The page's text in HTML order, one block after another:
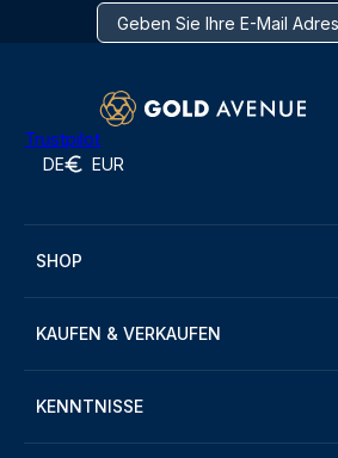
Trustpilot
DE EUR
SHOP
KAUFEN & VERKAUFEN
KENNTNISSE